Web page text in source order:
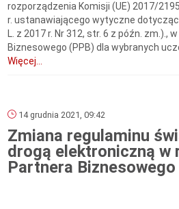
rozporządzenia Komisji (UE) 2017/
r. ustanawiającego wytyczne
L. z 2017 r. Nr 312, str. 6 z późn. zm.).,
Biznesowego (PPB) dla wybranych
Więcej...
14 grudnia 2021, 09:42
Zmiana regulaminu
drogą elektroniczną w
Partnera Biznesowego